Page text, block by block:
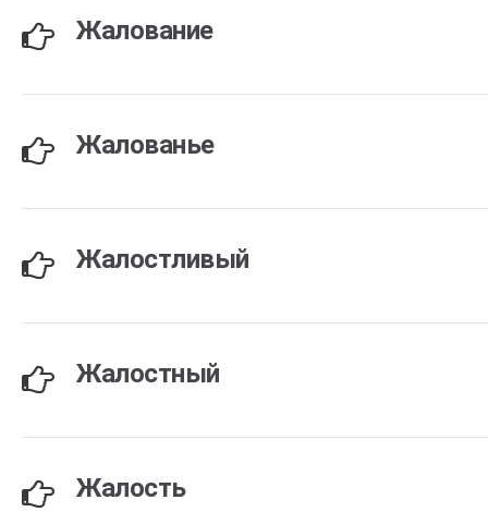
Жалование
Жалованье
Жалостливый
Жалостный
Жалость